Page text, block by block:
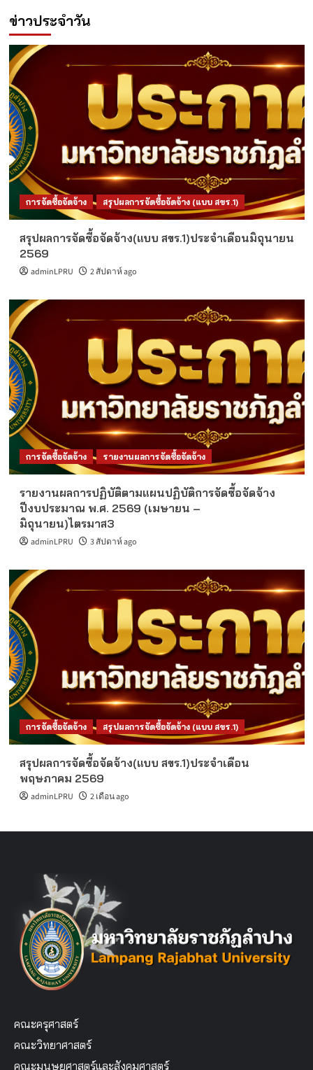
ข่าวประจำวัน
การจัดซื้อจัดจ้าง สรุปผลการจัดซื้อจัดจ้าง (แบบ สขร.1)
สรุปผลการจัดซื้อจัดจ้าง(แบบ สขร.1)ประจำเดือนมิถุนายน
2569
adminLPRU 2 สัปดาห์ ago
การจัดซื้อจัดจ้าง รายงานผลการจัดซื้อจัดจ้าง
รายงานผลการปฏิบัติตามแผนปฏิบัติการจัดซื้อจัดจ้าง
ปีงบประมาณ พ.ศ. 2569 (เมษายน –
มิถุนายน)ไตรมาส3
adminLPRU 3 สัปดาห์ ago
การจัดซื้อจัดจ้าง สรุปผลการจัดซื้อจัดจ้าง (แบบ สขร.1)
สรุปผลการจัดซื้อจัดจ้าง(แบบ สขร.1)ประจำเดือน
พฤษภาคม 2569
adminLPRU 2 เดือน ago
คณะครุศาสตร์
คณะวิทยาศาสตร์
คณะมนุษยศาสตร์และสังคมศาสตร์